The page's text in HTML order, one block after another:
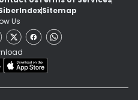
IndexSitemap
Us